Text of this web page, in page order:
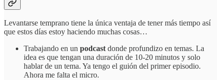
Levantarse temprano tiene la única ventaja de tener más tiempo así
que estos días estoy haciendo muchas cosas…
Trabajando en un podcastdonde profundizo en temas. La
idea es que tengan una duración de 10-20 minutos y solo
hablar de un tema. Ya tengo el guión del primer episodio.
Ahora me falta el micro.